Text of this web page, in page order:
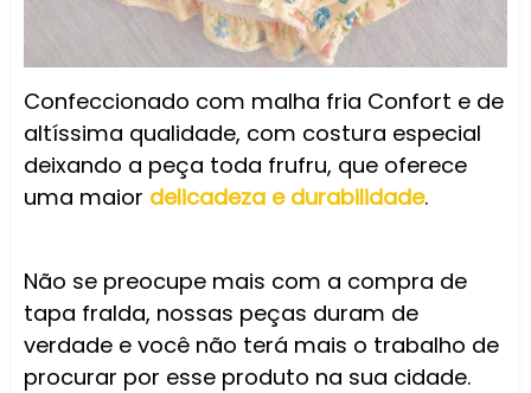
Confeccionado com malha fria Confort e de
altíssima qualidade, com costura especial
deixando a peça toda frufru, que oferece
uma maior delicadeza e durabilidade.
Não se preocupe mais com a compra de
tapa fralda, nossas peças duram de
verdade e você não terá mais o trabalho de
procurar por esse produto na sua cidade.